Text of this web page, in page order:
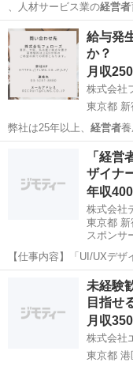
、人材サービス業の経営者
りたい ✓ …
大阪 大阪市 その他
給与発
か？
月収
株式会社
東京都 新
弊社は25年以上、 経営者
その
「経営
ザイナ
年収
株式会社
東京都 新
スポンサ
【仕事内容】「UI/UXデ
プロダクトのUI/UXデザイ
新規経営者向けKPI管理
す。 「仕事内容」...
正社員 / 契約社員
未経験
目指せ
月収
株式会社
東京都 港